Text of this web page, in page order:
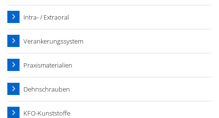
Intra- / Extraoral
Verankerungssystem
Praxismaterialien
Dehnschrauben
KFO-Kunststoffe